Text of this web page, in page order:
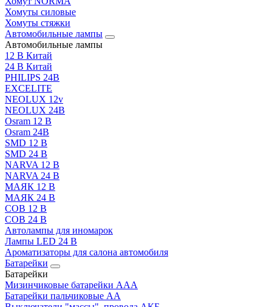
Хомуты силовые
Хомуты стяжки
Автомобильные лампы
Автомобильные лампы
12 В Китай
24 В Китай
PHILIPS 24В
EXCELITE
NEOLUX 12v
NEOLUX 24В
Osram 12 В
Osram 24В
SMD 12 В
SMD 24 В
NARVA 12 В
NARVA 24 В
МАЯК 12 В
МАЯК 24 В
COB 12 В
COB 24 В
Автолампы для иномарок
Лампы LED 24 B
Ароматизаторы для салона автомобиля
Батарейки
Батарейки
Мизинчиковые батарейки AAA
Батарейки пальчиковые АА